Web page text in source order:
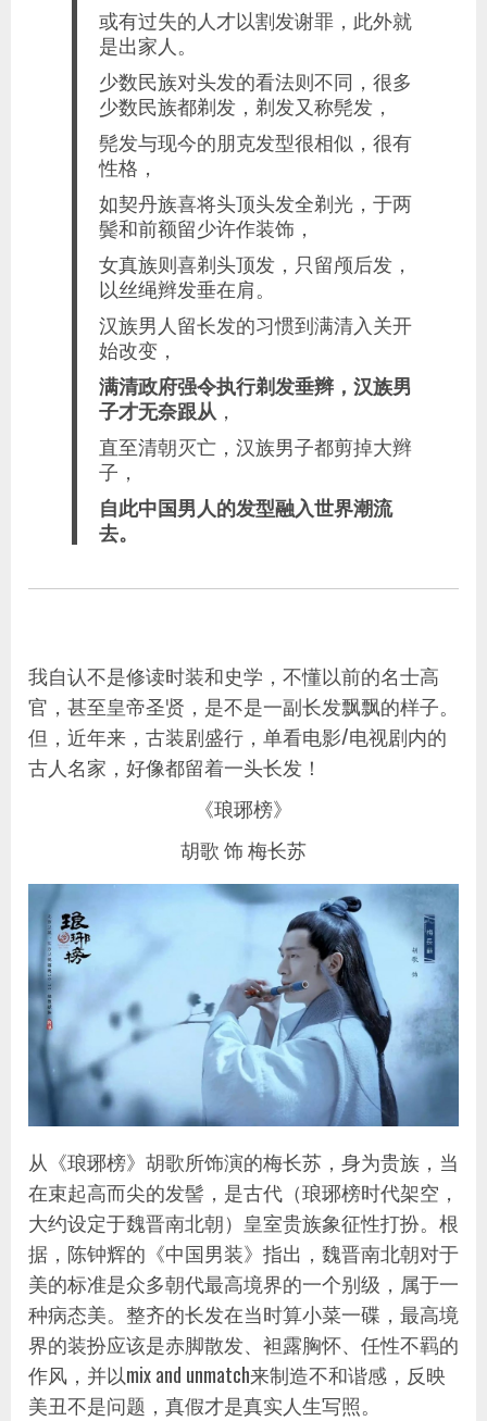
或有过失的人才以割发谢罪，此外就
是出家人。
少数民族对头发的看法则不同，很多
少数民族都剃发，剃发又称髡发，
髡发与现今的朋克发型很相似，很有
性格，
如契丹族喜将头顶头发全剃光，于两
鬓和前额留少许作装饰，
女真族则喜剃头顶发，只留颅后发，
以丝绳辫发垂在肩。
汉族男人留长发的习惯到满清入关开
始改变，
满清政府强令执行剃发垂辫，汉族男
子才无奈跟从 ，
直至清朝灭亡，汉族男子都剪掉大辫
子，
自此中国男人的发型融入世界潮流
去。
我自认不是修读时装和史学，不懂以前的名士高
官，甚至皇帝圣贤，是不是一副长发飘飘的样子。
但，近年来，古装剧盛行，单看电影/电视剧内的
古人名家，好像都留着一头长发！
《琅琊榜》
胡歌 饰 梅长苏
从《琅琊榜》胡歌所饰演的梅长苏，身为贵族，当
在束起高而尖的发髻，是古代（琅琊榜时代架空，
大约设定于魏晋南北朝）皇室贵族象征性打扮。根
据，陈钟辉的《中国男装》指出，魏晋南北朝对于
美的标准是众多朝代最高境界的一个别级，属于一
种病态美。整齐的长发在当时算小菜一碟，最高境
界的装扮应该是赤脚散发、袒露胸怀、任性不羁的
作风，并以mix and unmatch来制造不和谐感，反映
美丑不是问题，真假才是真实人生写照。